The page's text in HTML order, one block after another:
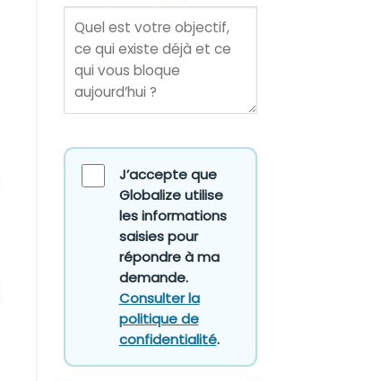
J’accepte que
Globalize utilise
les informations
saisies pour
répondre à ma
demande.
Consulter la
politique de
confidentialité.